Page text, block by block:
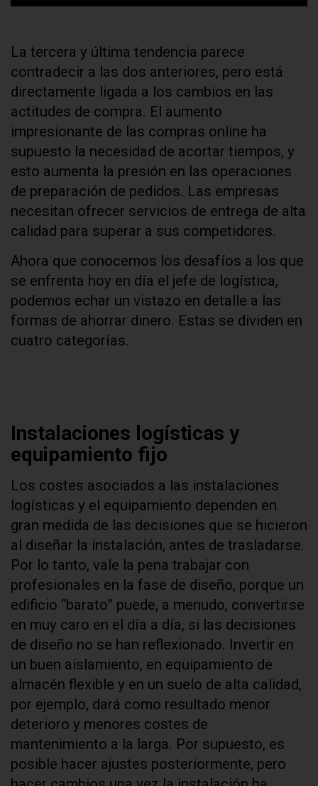
La tercera y última tendencia parece
contradecir a las dos anteriores, pero está
directamente ligada a los cambios en las
actitudes de compra. El aumento
impresionante de las compras online ha
supuesto la necesidad de acortar tiempos, y
esto aumenta la presión en las operaciones
de preparación de pedidos. Las empresas
necesitan ofrecer servicios de entrega de alta
calidad para superar a sus competidores.
Ahora que conocemos los desafíos a los que
se enfrenta hoy en día el jefe de logística,
podemos echar un vistazo en detalle a las
formas de ahorrar dinero. Estas se dividen en
cuatro categorías.
Instalaciones logísticas y
equipamiento fijo
Los costes asociados a las instalaciones
logísticas y el equipamiento dependen en
gran medida de las decisiones que se hicieron
al diseñar la instalación, antes de trasladarse.
Por lo tanto, vale la pena trabajar con
profesionales en la fase de diseño, porque un
edificio “barato” puede, a menudo, convertirse
en muy caro en el día a día, si las decisiones
de diseño no se han reflexionado. Invertir en
un buen aislamiento, en equipamiento de
almacén flexible y en un suelo de alta calidad,
por ejemplo, dará como resultado menor
deterioro y menores costes de
mantenimiento a la larga. Por supuesto, es
posible hacer ajustes posteriormente, pero